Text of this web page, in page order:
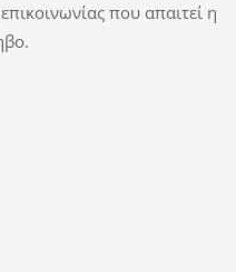
που απαιτεί η